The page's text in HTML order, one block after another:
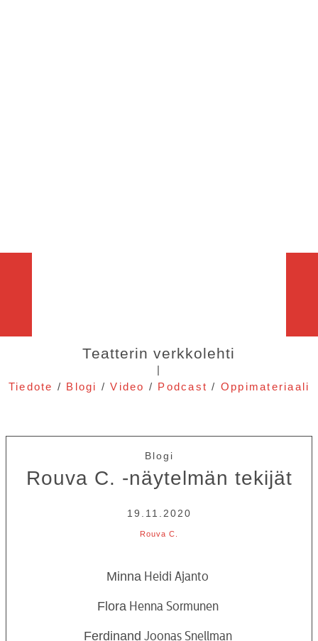
Teatterin verkkolehti
|
Tiedote / Blogi /Video / Podcast / Oppimateriaali
Blogi
Rouva C. -näytelmän tekijät
19.11.2020
Rouva C.
Minna Heidi Ajanto
Flora Henna Sormunen
Ferdinand Joonas Snellman